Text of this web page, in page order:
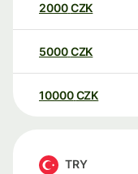
2000CZK
5000CZK
10000 CZK
TRY